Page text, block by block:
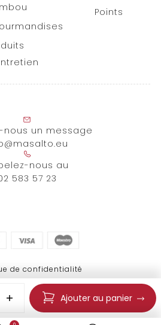
Ajouter au panier
Points
nous un message
nous au
583 57 23
Tous droits réservés.
de confidentialité
d’utilisation